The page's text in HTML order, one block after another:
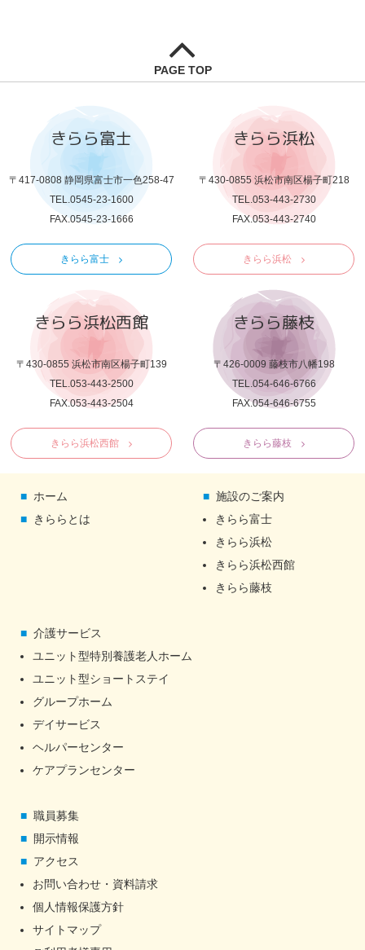
PAGE TOP
きらら富士
〒417-0808 静岡県富士市一色258-47
TEL.0545-23-1600
FAX.0545-23-1666
きらら富士
きらら浜松
〒430-0855 浜松市南区楊子町218
TEL.053-443-2730
FAX.053-443-2740
きらら浜松
きらら浜松西館
〒430-0855 浜松市南区楊子町139
TEL.053-443-2500
FAX.053-443-2504
きらら浜松西館
きらら藤枝
〒426-0009 藤枝市八幡198
TEL.054-646-6766
FAX.054-646-6755
きらら藤枝
ホーム
きららとは
施設のご案内
きらら富士
きらら浜松
きらら浜松西館
きらら藤枝
介護サービス
ユニット型特別養護老人ホーム
ユニット型ショートステイ
グループホーム
デイサービス
ヘルパーセンター
ケアプランセンター
職員募集
開示情報
アクセス
お問い合わせ・資料請求
個人情報保護方針
サイトマップ